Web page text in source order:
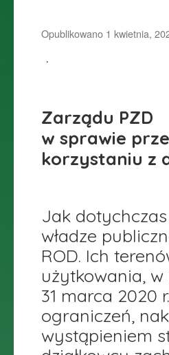
Opublikowano 1 kwietnia,
·
Apel
Zarządu PZD
w sprawie
korzystaniu z
Jak
władze
ROD. Ich
użytkowania,
31 marca 2020
ograniczeń,
wystąpieniem